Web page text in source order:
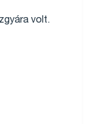
volt.